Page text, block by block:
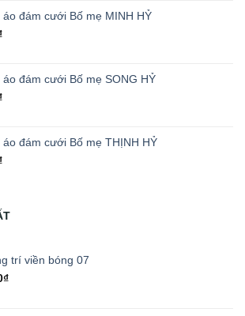
áo đám cưới Bố mẹ MINH HỶ
áo đám cưới Bố mẹ SONG HỶ
áo đám cưới Bố mẹ THỊNH HỶ
trí viền bóng 07
₫